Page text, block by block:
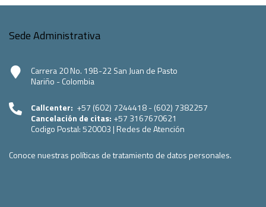
Sede Administrativa
Carrera 20 No. 19B-22 San Juan de Pasto
Nariño - Colombia
Callcenter: +57 (602) 7244418 - (602) 7382257
Cancelación de citas: +57 3167670621
Codigo Postal:520003 | Redes de Atención
Conoce nuestras políticas de tratamiento de datos personales.